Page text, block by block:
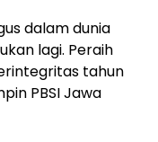
dalam dunia
lagi. Peraih
tahun
PBSI Jawa